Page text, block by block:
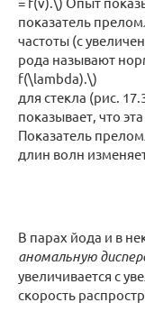
показатель
частоты (с
рода называют
f(\lambda).\)
для стекла (рис.
показывает, что
Показатель
длин волн
В парах йода и в
аномальную
увеличивается с
скорость